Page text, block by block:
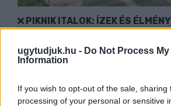
ugytudjuk.hu - Do Not Process My
Information
If you wish to opt-out of the sale, sharing
processing of your personal or sensitive
PIKNIK ITALOK: ÍZEK ÉS
SZABADBAN
velünk, sokaknak támad kedve
természetbe.